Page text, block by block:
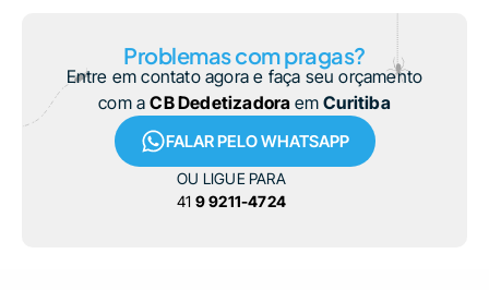
Problemas com pragas?
Entre em contato agora e faça seu orçamento
com aCB Dedetizadora emCuritiba
FALAR PELO WHATSAPP
OU LIGUE PARA
41 9 9211-4724